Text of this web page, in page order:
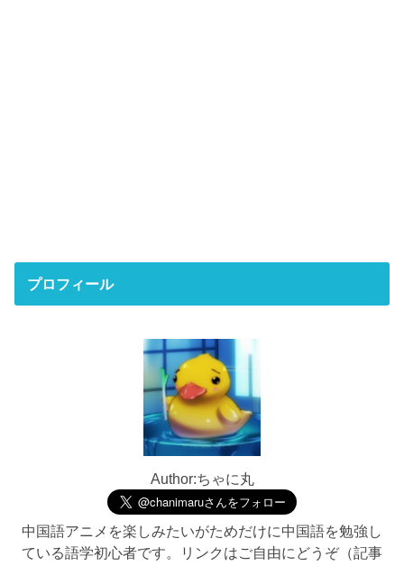
プロフィール
Author:ちゃに丸
中国語アニメを楽しみたいがためだけに中国語を勉強し
ている語学初心者です。リンクはご自由にどうぞ（記事